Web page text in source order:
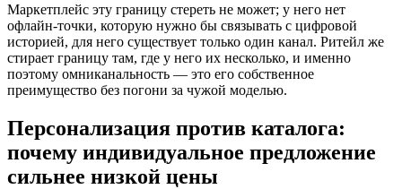
Маркетплейс эту границу стереть не может; у него нет
офлайн-точки, которую нужно бы связывать с цифровой
историей, для него существует только один канал. Ритейл же
стирает границу там, где у него их несколько, и именно
поэтому омниканальность — это его собственное
преимущество без погони за чужой моделью.
Персонализация против каталога:
почему индивидуальное предложение
сильнее низкой цены